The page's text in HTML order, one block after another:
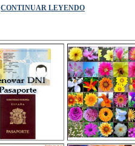
CONTINUAR LEYENDO